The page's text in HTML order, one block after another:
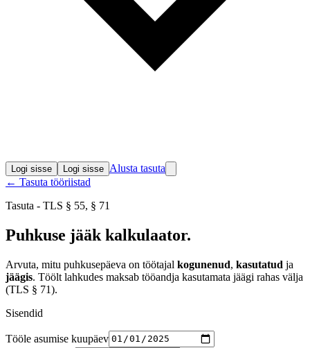
Logi sisse Logi sisse Alusta tasuta
← Tasuta tööriistad
Tasuta - TLS § 55, § 71
Puhkuse jääk kalkulaator.
Arvuta, mitu puhkusepäeva on töötajal kogunenud, kasutatud ja
jäägis. Töölt lahkudes maksab tööandja kasutamata jäägi rahas välja
(TLS § 71).
Sisendid
Tööle asumise kuupäev